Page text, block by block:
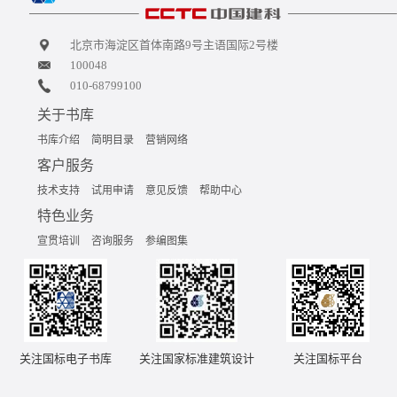
北京市海淀区首体南路9号主语国际2号楼
100048
010-68799100
关于书库
书库介绍 简明目录 营销网络
客户服务
技术支持 试用申请 意见反馈 帮助中心
特色业务
宣贯培训 咨询服务 参编图集
关注国标电子书库 关注国家标准建筑设计 关注国标平台